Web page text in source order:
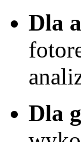
Dla
Dla